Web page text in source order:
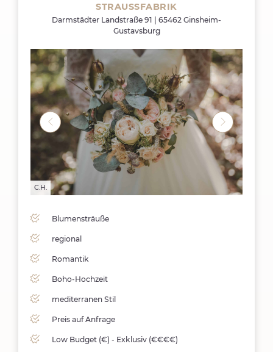
STRAUSSFABRIK
Darmstädter Landstraße 91 | 65462 Ginsheim-
Gustavsburg
C.H.
Blumensträuße
regional
Romantik
Boho-Hochzeit
mediterranen Stil
Preis auf Anfrage
Low Budget (€) - Exklusiv (€€€€)